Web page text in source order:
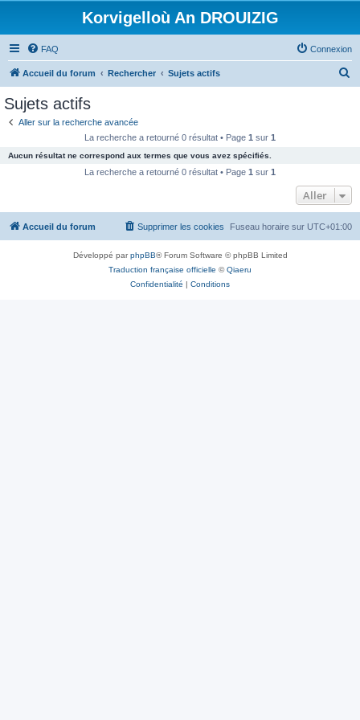
Korvigelloù An DROUIZIG
FAQ Connexion
Accueil du forum Rechercher Sujets actifs
c
e
Sujets actifs
Aller sur la recherche avancée
La recherche a retourné 0 résultat • Page 1 sur 1
Aucun résultat ne correspond aux termes que vous avez spécifiés.
La recherche a retourné 0 résultat • Page 1 sur 1
Aller
Accueil du forum Fuseau horaire sur UTC+01:00
Supprimer les cookies
Développé parphpBB® Forum Software © phpBB Limited
Traduction française officielle ©Qiaeru
Confidentialité | Conditions